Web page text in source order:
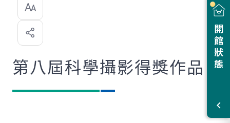
開館狀態
選
喜
歡
第八屆科學攝影得獎作品